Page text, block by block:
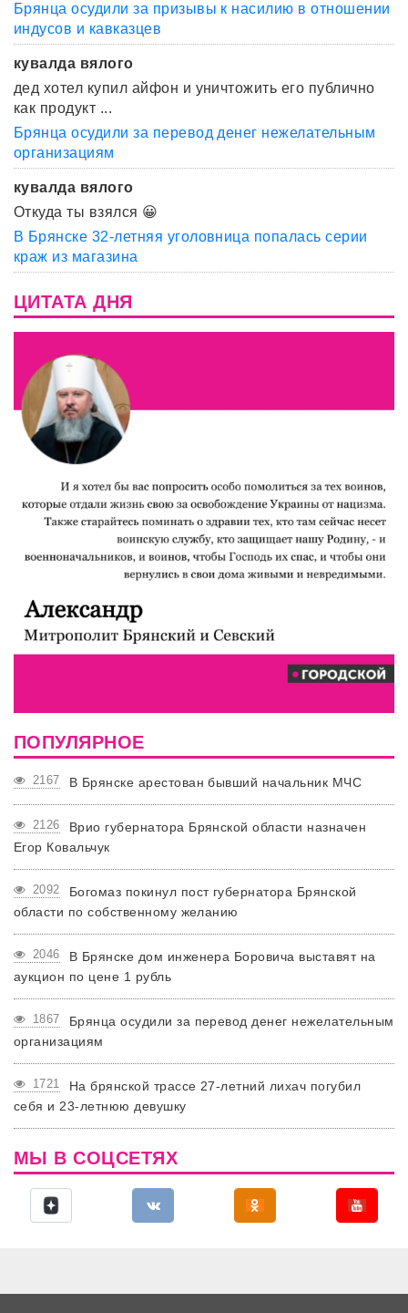
Брянца осудили за призывы к насилию в отношении
индусов и кавказцев
кувалда вялого
дед хотел купил айфон и уничтожить его публично
как продукт ...
Брянца осудили за перевод денег нежелательным
организациям
кувалда вялого
Откуда ты взялся 😀
В Брянске 32-летняя уголовница попалась серии
краж из магазина
ЦИТАТА ДНЯ
ПОПУЛЯРНОЕ
2167 В Брянске арестован бывший начальник МЧС
2126
Врио губернатора Брянской области назначен
Егор Ковальчук
2092
Богомаз покинул пост губернатора Брянской
области по собственному желанию
2046
В Брянске дом инженера Боровича выставят на
аукцион по цене 1 рубль
1867
Брянца осудили за перевод денег нежелательным
организациям
1721
На брянской трассе 27-летний лихач погубил
себя и 23-летнюю девушку
МЫ В СОЦСЕТЯХ